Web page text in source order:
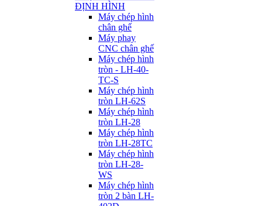
ĐỊNH HÌNH
Máy chép hình
chân ghế
Máy phay
CNC chân ghế
Máy chép hình
tròn - LH-40-
TC-S
Máy chép hình
tròn LH-62S
Máy chép hình
tròn LH-28
Máy chép hình
tròn LH-28TC
Máy chép hình
tròn LH-28-
WS
Máy chép hình
tròn 2 bàn LH-